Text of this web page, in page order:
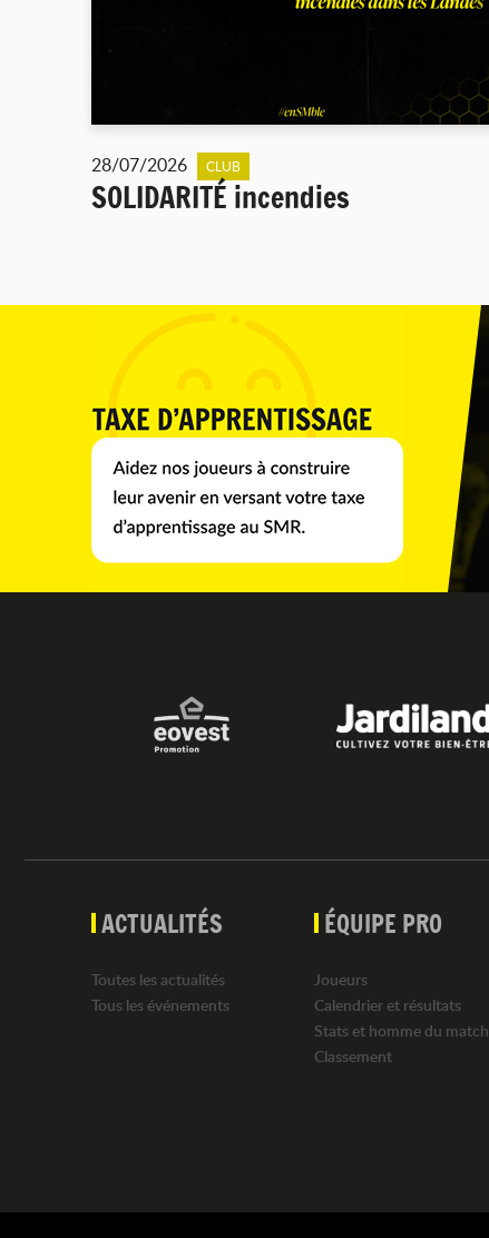
28/07/2026 CLUB
SOLIDARITÉ incendies
ACTUALITÉS
Toutes les actualités
Tous les événements
ÉQUIPE PRO
Joueurs
Calendrier et résultats
Stats et homme du match
Classement